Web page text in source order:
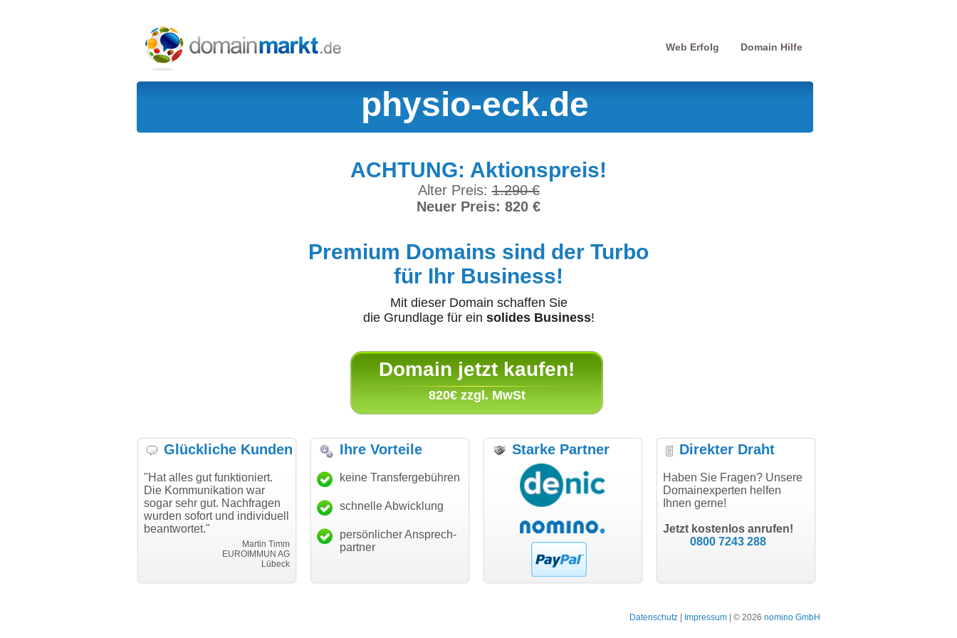
Web Erfolg Domain Hilfe
physio-eck.de
ACHTUNG: Aktionspreis!
Alter Preis:1.290 €
Neuer Preis: 820 €
Premium Domains sind der Turbo
für Ihr Business!
Mit dieser Domain schaffen Sie
die Grundlage für ein solides Business!
Domain jetzt kaufen!
820€ zzgl. MwSt
Glückliche Kunden
"Hat alles gut funktioniert.
Die Kommunikation war
sogar sehr gut. Nachfragen
wurden sofort und individuell
beantwortet."
Martin Timm
EUROIMMUN AG
Lübeck
"Danke für den schnellen
Transfer und guten Service!"
Thomas Schäfer
i can eckert communication GmbH
"Ich bin dankbar, meine
Wunschdomain gefunden zu
haben. Die Domain passt für
hundertprozentig."
Janina Köck
Leben im Einklang
leben-im-einklang.de
"Super Abwicklung, vielen
modern software GbR
Landau an der Isar
"Vielen Dank für den
Ihre Vorteile
keine Transfergebühren
schnelle Abwicklung
persönlicher Ansprech-
partner
Starke Partner Direkter Draht
Haben Sie Fragen? Unsere
Domainexperten helfen
Ihnen gerne!
Jetzt kostenlos anrufen!
0800 7243 288
Datenschutz Impressum | © 2026 nomino GmbH